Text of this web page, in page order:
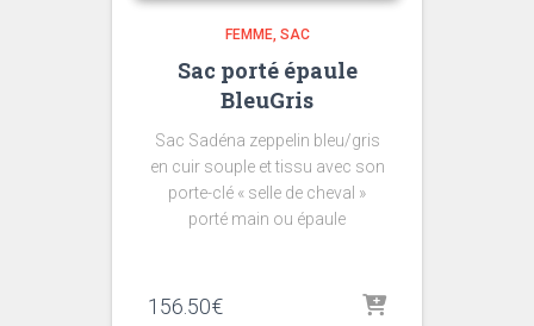
FEMME SAC
Sac porté épaule
BleuGris
Sac Sadéna zeppelin bleu/gris
en cuir souple et tissu avec son
porte-clé « selle de cheval »
porté main ou épaule
156.50€